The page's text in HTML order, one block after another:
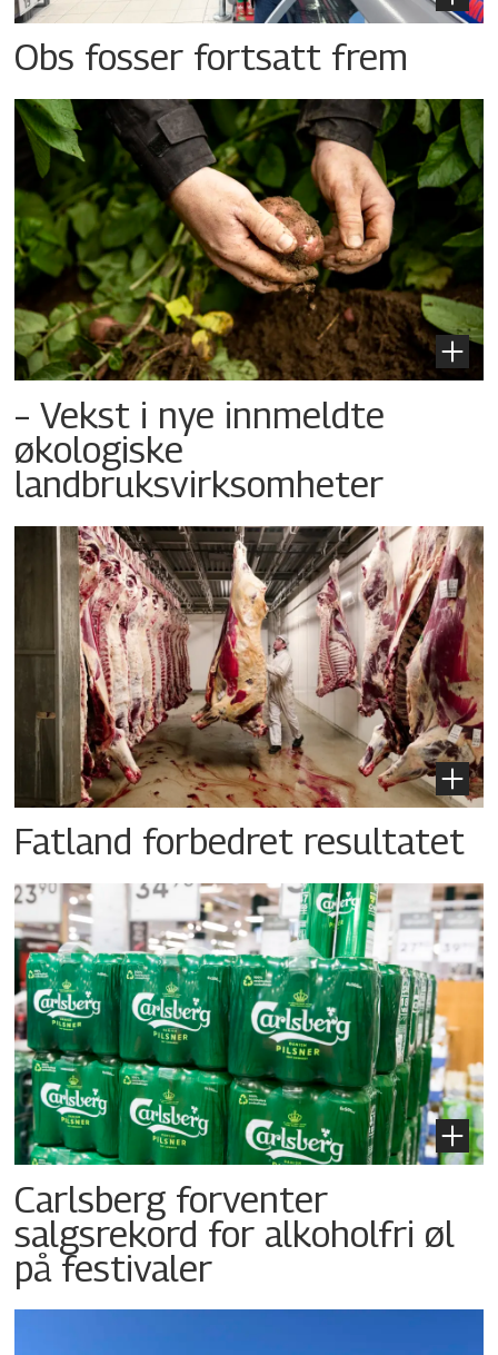
Obs fosser fortsatt frem
– Vekst i nye innmeldte
økologiske
landbruksvirksomheter
Fatland forbedret resultatet
Carlsberg forventer
salgsrekord for alkoholfri øl
på festivaler